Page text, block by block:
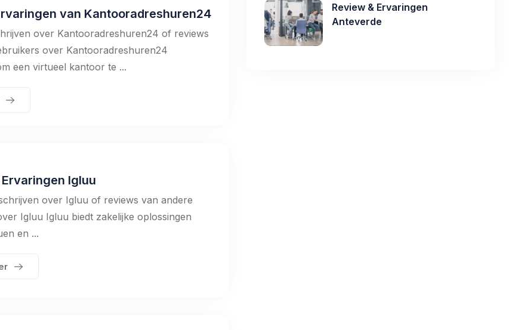
van Kantooradreshuren24
over Kantooradreshuren24 of reviews
over Kantooradreshuren24
een virtueel kantoor te ...
Igluu
over Igluu of reviews van andere
Igluu Igluu biedt zakelijke oplossingen
en ...
Review & Ervaringen
Anteverde